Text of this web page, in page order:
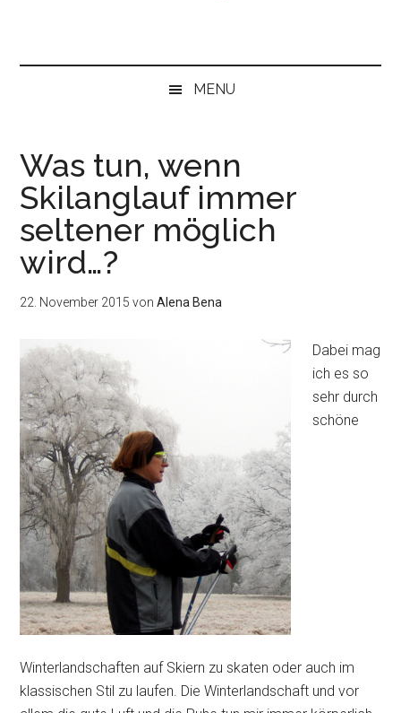
„Null“
MENU
Was tun, wenn
Skilanglauf immer
seltener möglich
wird…?
22. November 2015 vonAlena Bena
Dabei mag
ich es so
sehr durch
schöne
Winterlandschaften auf Skiern zu skaten oder auch im
klassischen Stil zu laufen. Die Winterlandschaft und vor